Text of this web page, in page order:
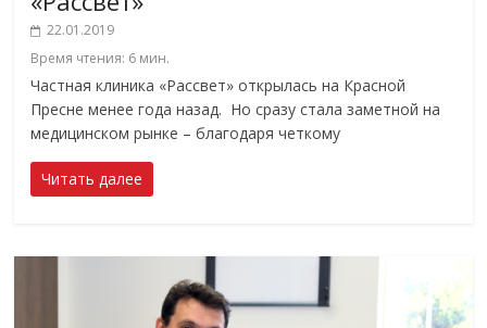
22.01.2019
Время чтения: 6 мин.
Частная клиника «Рассвет» открылась на Красной
Пресне менее года назад. Но сразу стала заметной на
медицинском рынке – благодаря четкому
Читать далее